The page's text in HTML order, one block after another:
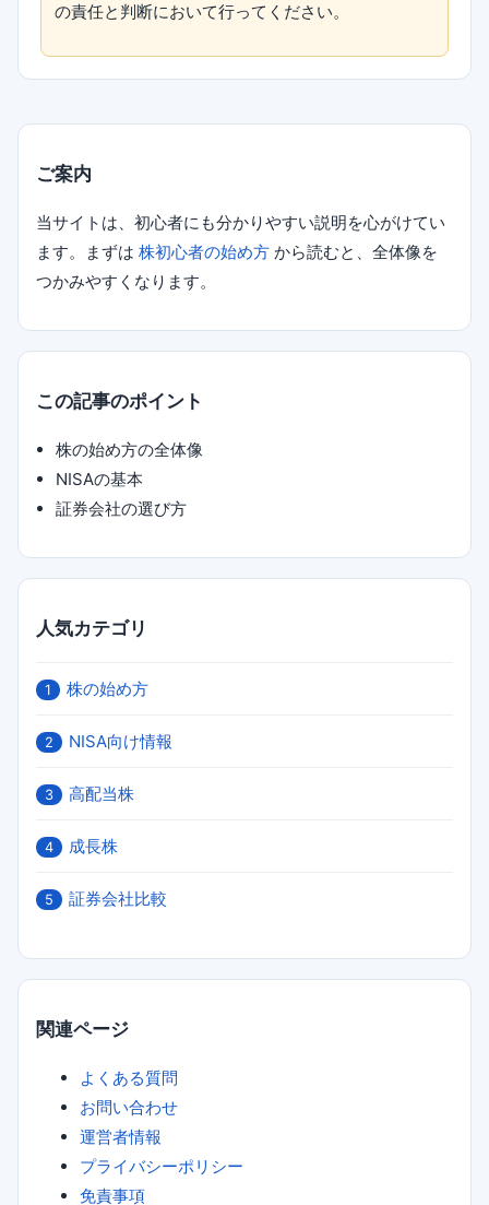
の責任と判断において行ってください。
ご案内
当サイトは、初心者にも分かりやすい説明を心がけてい
ます。まずは 株初心者の始め方 から読むと、全体像を
つかみやすくなります。
この記事のポイント
株の始め方の全体像
NISAの基本
証券会社の選び方
人気カテゴリ
1 株の始め方
2 NISA向け情報
3 高配当株
4 成長株
5 証券会社比較
関連ページ
よくある質問
お問い合わせ
運営者情報
プライバシーポリシー
免責事項